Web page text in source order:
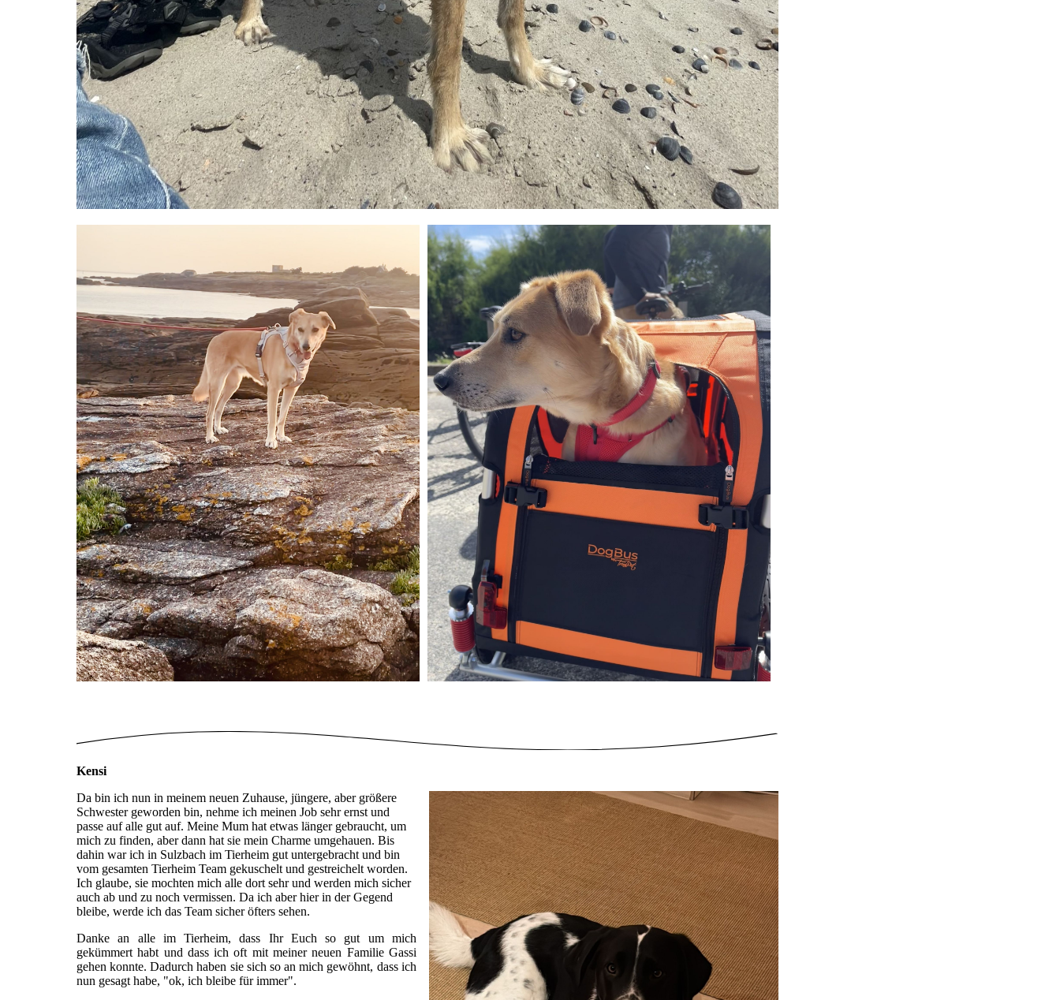
Kensi
Da bin ich nun in meinem neuen Zuhause, jüngere, aber größere
Schwester geworden bin, nehme ich meinen Job sehr ernst und
passe auf alle gut auf. Meine Mum hat etwas länger gebraucht, um
mich zu finden, aber dann hat sie mein Charme umgehauen. Bis
dahin war ich in Sulzbach im Tierheim gut untergebracht und bin
vom gesamten Tierheim Team gekuschelt und gestreichelt worden.
Ich glaube, sie mochten mich alle dort sehr und werden mich sicher
auch ab und zu noch vermissen. Da ich aber hier in der Gegend
bleibe, werde ich das Team sicher öfters sehen.
Danke an alle im Tierheim, dass Ihr Euch so gut um mich
gekümmert habt und dass ich oft mit meiner neuen Familie Gassi
gehen konnte. Dadurch haben sie sich so an mich gewöhnt, dass ich
nun gesagt habe, "ok, ich bleibe für immer".